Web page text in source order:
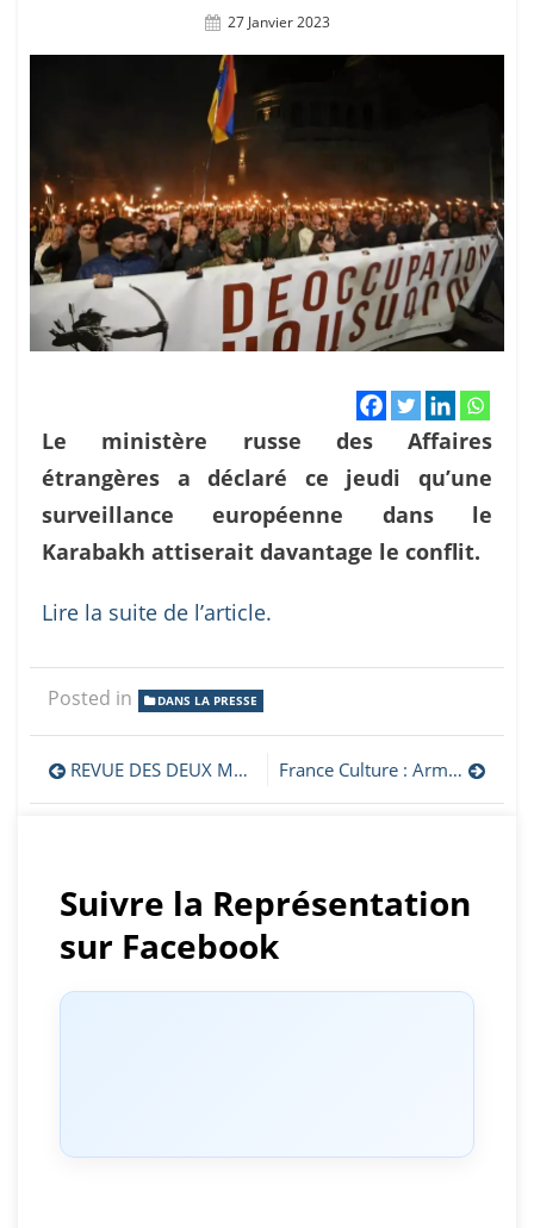
Posted
27 Janvier 2023
Le ministère russe des Affaires
étrangères a déclaré ce jeudi qu’une
surveillance européenne dans le
Karabakh attiserait davantage le conflit.
Lire la suite de l’article.
Posted in DANS LA PRESSE
Navigation
de
REVUE DES DEUX MONDE : Arménie : les 40 jours du Karabagh France Culture : Arménie-Azerbaïdjan : l’enclave arménienne du Haut-Karabakh coupée du monde
Suivre la Représentation
sur Facebook